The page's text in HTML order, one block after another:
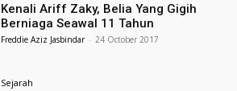
Kenali Ariff Zaky, Belia Yang Gigih
Berniaga Seawal 11 Tahun
Freddie Aziz Jasbindar - 24 October 2017
Sejarah